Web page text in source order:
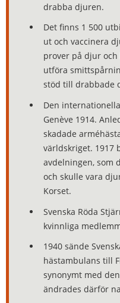
drabba djuren.
Det finns 1 500
ut och vaccinera
prover på djur
utföra
stöd till drabbade
Den
Genève 1914.
skadade
världskriget. 1917
avdelningen, som
och skulle vara
Korset.
Svenska Röda
kvinnliga
1940 sände
hästambulans till
synonymt med
ändrades därför